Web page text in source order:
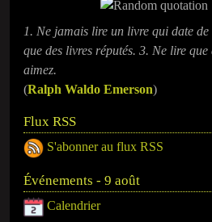
1. Ne jamais lire un livre qui date
que des livres réputés. 3. Ne lire que
aimez.
(Ralph Waldo Emerson)
Flux RSS
S'abonner au flux RSS
Événements - 9 août
Calendrier